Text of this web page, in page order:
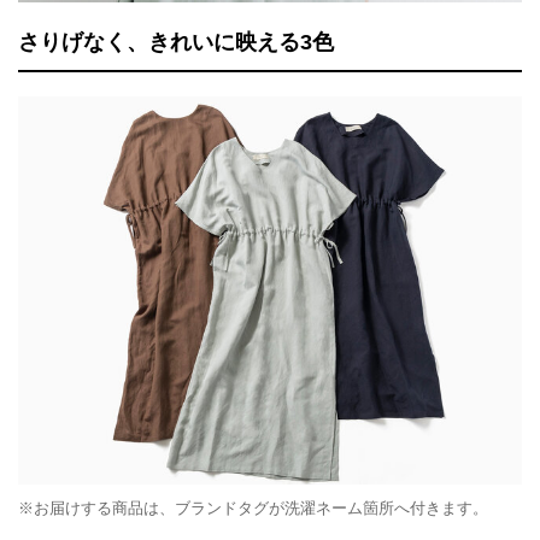
さりげなく、きれいに映える3色
※お届けする商品は、ブランドタグが洗濯ネーム箇所へ付きます。